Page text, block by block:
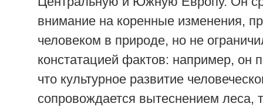
внимание на коренные изменения,
человеком в природе, но не
констатацией фактов: например, он
что культурное развитие
сопровождается вытеснением леса,